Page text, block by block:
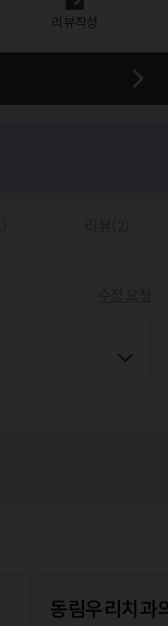
리뷰작성
동림우리치과